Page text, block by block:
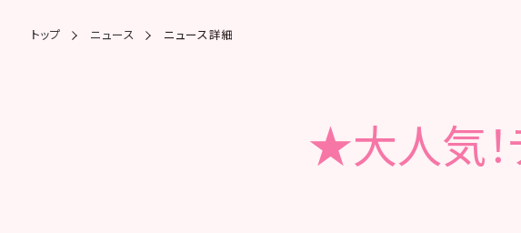
トップ ニュース ニュース詳細
★大人気！